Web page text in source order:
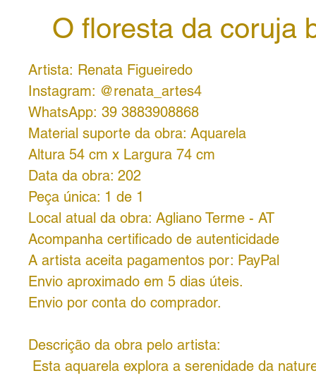
O floresta da coruja
Artista: Renata Figueiredo
Instagram: @renata_artes4
WhatsApp: 39 3883908868
Material suporte da obra: Aquarela
Altura 54 cm x Largura 74 cm
Data da obra: 202
Peça única: 1 de 1
Local atual da obra: Agliano Terme - AT
Acompanha certificado de autenticidade
A artista aceita pagamentos por: PayPal
Envio aproximado em 5 dias úteis.
Envio por conta do comprador.
Descrição da obra pelo artista:
Esta aquarela explora a serenidade da